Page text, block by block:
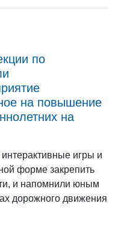
по
на повышение
на
игры и
форме закрепить
и напомнили юным
дорожного движения